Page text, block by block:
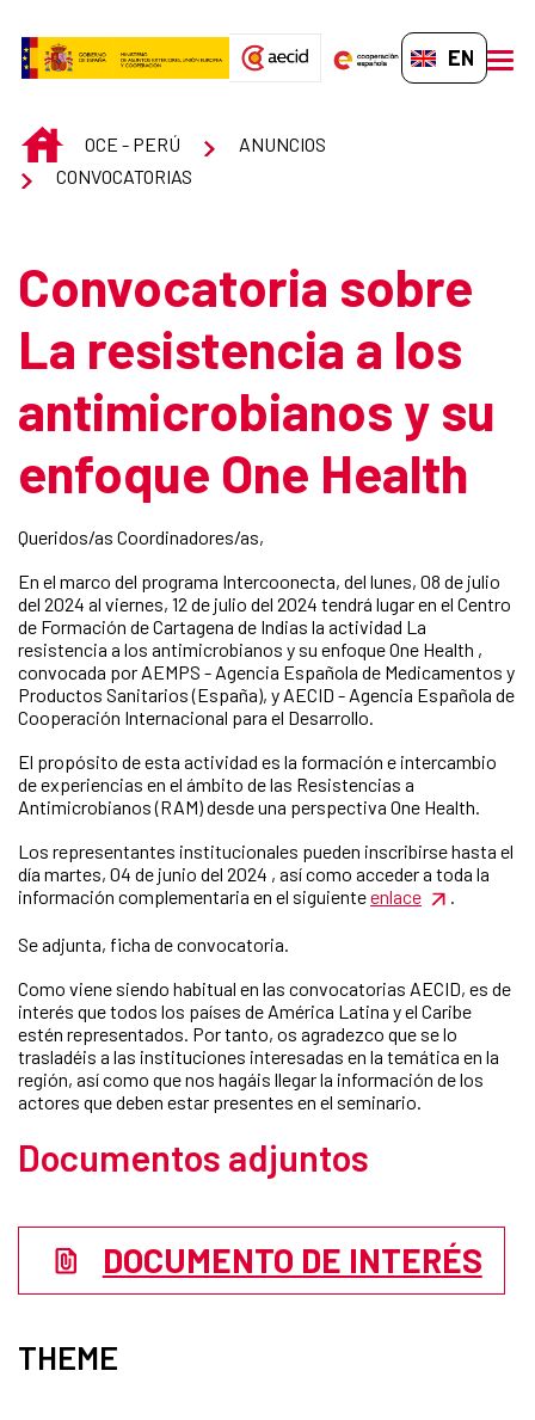
EN-GB
INICIOOCE - PERÚ
ANUNCIOS
CONVOCATORIAS
Convocatoria sobre
La resistencia a los
antimicrobianos y su
enfoque One Health
Queridos/as Coordinadores/as,
En el marco del programa Intercoonecta, del lunes, 08 de julio
del 2024 al viernes, 12 de julio del 2024 tendrá lugar en el Centro
de Formación de Cartagena de Indias la actividad La
resistencia a los antimicrobianos y su enfoque One Health ,
convocada por AEMPS - Agencia Española de Medicamentos y
Productos Sanitarios (España), y AECID - Agencia Española de
Cooperación Internacional para el Desarrollo.
El propósito de esta actividad es la formación e intercambio
de experiencias en el ámbito de las Resistencias a
Antimicrobianos (RAM) desde una perspectiva One Health.
Los representantes institucionales pueden inscribirse hasta el
día martes, 04 de junio del 2024 , así como acceder a toda la
información complementaria en el siguienteenlace
Se adjunta, ficha de convocatoria.
Como viene siendo habitual en las convocatorias AECID, es de
interés que todos los países de América Latina y el Caribe
estén representados. Por tanto, os agradezco que se lo
trasladéis a las instituciones interesadas en la temática en la
región, así como que nos hagáis llegar la información de los
actores que deben estar presentes en el seminario.
Documentos adjuntos
DOCUMENTO DE INTERÉS
THEME